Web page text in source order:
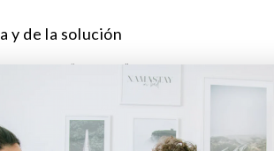
y de la solución
no “provoca” una alergia por sí
se vuelve menos saludable si retiene
colchón hipoalergénico, en realidad está
del entorno nocturno.